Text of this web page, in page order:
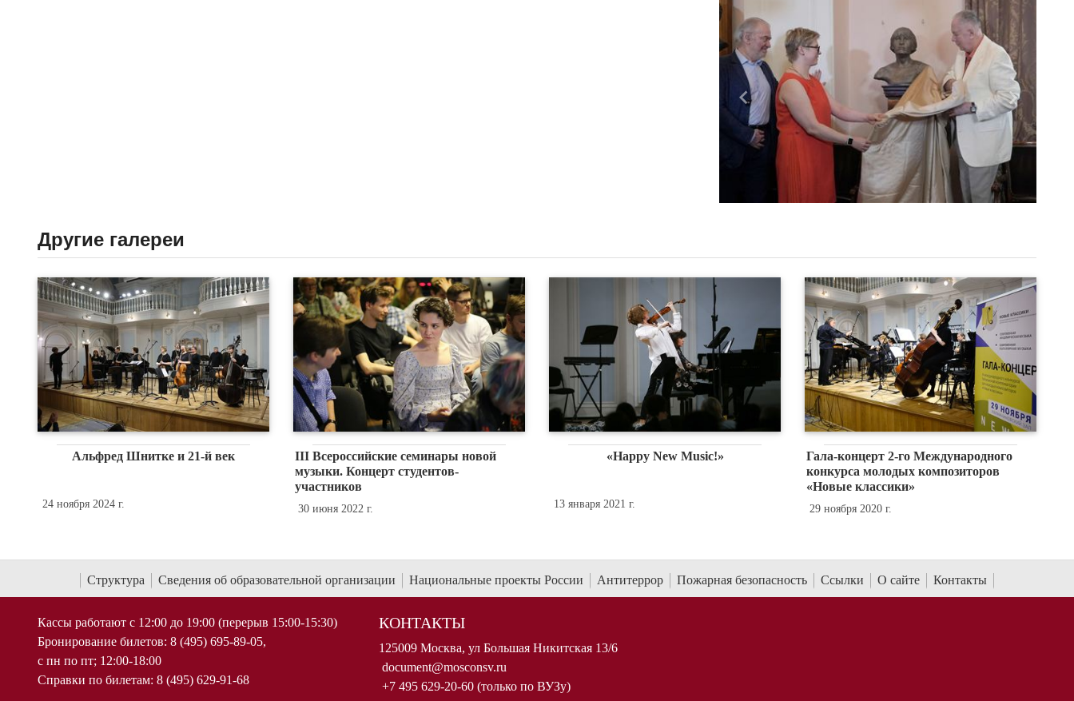
Назад Вперед
Другие галереи
Альфред Шнитке и 21-й век
24 ноября 2024 г.
III Всероссийские семинары новой
музыки. Концерт студентов-
участников
30 июня 2022 г.
«Happy New Music!»
13 января 2021 г.
Гала-концерт 2-го Международного
конкурса молодых композиторов
«Новые классики»
29 ноября 2020 г.
Структура Сведения об образовательной организации Национальные проекты России Антитеррор Пожарная безопасность Ссылки О сайте Контакты
Кассы работают с 12:00 до 19:00 (перерыв 15:00-15:30)
Бронирование билетов: 8 (495) 695-89-05,
с пн по пт; 12:00-18:00
Справки по билетам: 8 (495) 629-91-68
КОНТАКТЫ
125009 Москва, ул Большая Никитская 13/6
document@mosconsv.ru
+7 495 629-20-60 (только по ВУЗу)